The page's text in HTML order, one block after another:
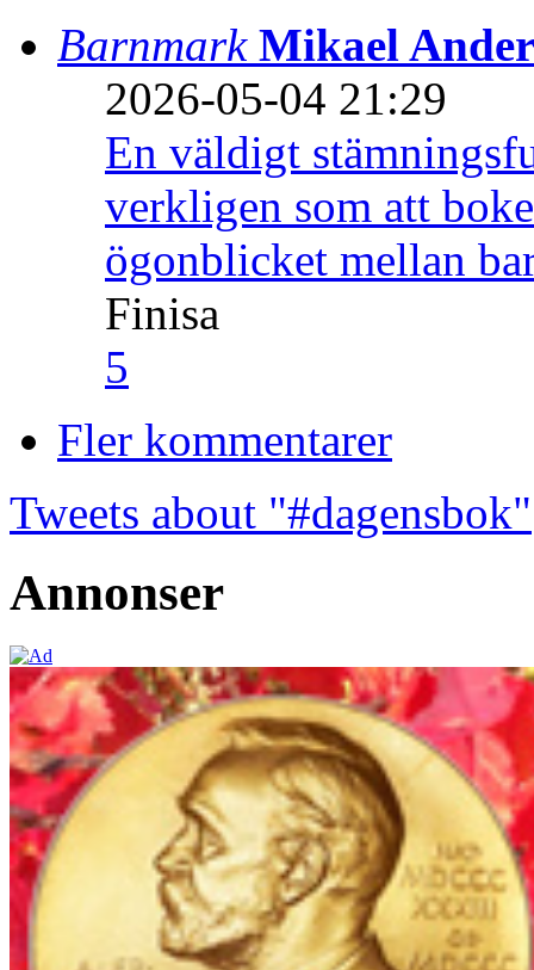
Barnmark Mikael
2026-05-04 21:29
En väldigt
verkligen som att
ögonblicket mellan
Finisa
5
Fler kommentarer
Tweets about "#dagensbok"
Annonser